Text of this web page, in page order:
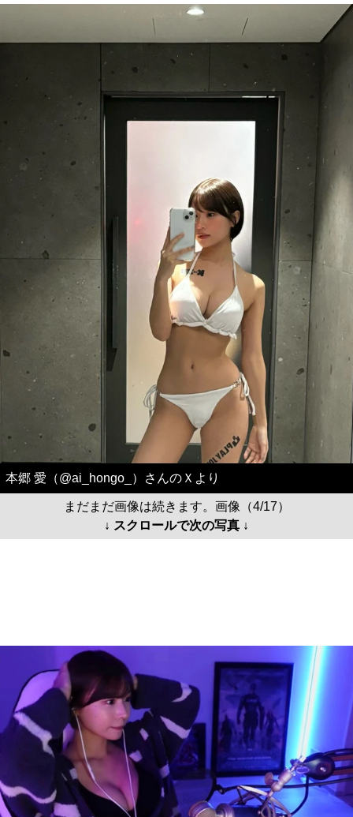
本郷 愛（@ai_hongo_）さんのＸより
まだまだ画像は続きます。画像（4/17）
↓ スクロールで次の写真 ↓